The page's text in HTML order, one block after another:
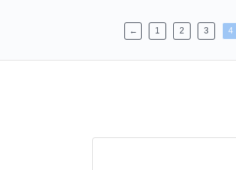
← 1 2 3 4